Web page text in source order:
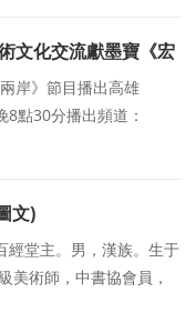
文化交流獻墨寶《宏
岸》節目播出高雄
點30分播出頻道：
30分重播：次日
文)
經堂主。男，漢族。生于
美術師，中書協會員，
畫